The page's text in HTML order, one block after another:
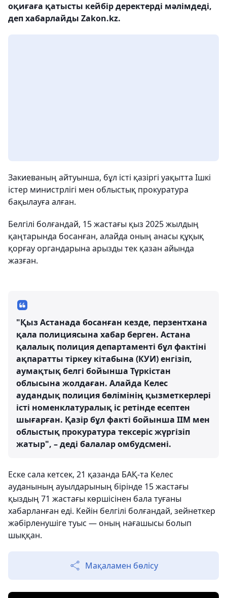
оқиғаға қатысты кейбір деректерді мәлімдеді,
деп хабарлайды Zakon.kz.
Закиеваның айтуынша, бұл істі қазіргі уақытта Ішкі
істер министрлігі мен облыстық прокуратура
бақылауға алған.
Белгілі болғандай, 15 жастағы қыз 2025 жылдың
қаңтарында босанған, алайда оның анасы құқық
қорғау органдарына арызды тек қазан айында
жазған.
"Қыз Астанада босанған кезде, перзентхана
қала полициясына хабар берген. Астана
қалалық полиция департаменті бұл фактіні
ақпаратты тіркеу кітабына (КУИ) енгізіп,
аумақтық белгі бойынша Түркістан
облысына жолдаған. Алайда Келес
аудандық полиция бөлімінің қызметкерлері
істі номенклатуралық іс ретінде есептен
шығарған. Қазір бұл факті бойынша ІІМ мен
облыстық прокуратура тексеріс жүргізіп
жатыр", – деді балалар омбудсмені.
Еске сала кетсек, 21 қазанда БАҚ-та Келес
ауданының ауылдарының бірінде 15 жастағы
қыздың 71 жастағы көршісінен бала туғаны
хабарланған еді. Кейін белгілі болғандай, зейнеткер
жәбірленушіге туыс — оның нағашысы болып
шыққан.
Мақаламен бөлісу